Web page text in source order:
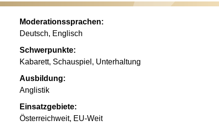
Moderationssprachen:
Deutsch, Englisch
Schwerpunkte:
Kabarett, Schauspiel, Unterhaltung
Ausbildung:
Anglistik
Einsatzgebiete:
Österreichweit, EU-Weit